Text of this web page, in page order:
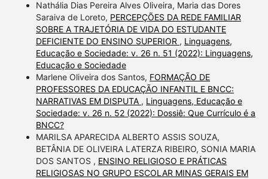
Nathália Dias Pereira Alves Oliveira, Maria das Dores
Saraiva de Loreto, PERCEPÇÕES DA REDE FAMILIAR
SOBRE A TRAJETÓRIA DE VIDA DO ESTUDANTE
DEFICIENTE DO ENSINO SUPERIOR , Linguagens,
Educação e Sociedade: v. 26 n. 51 (2022): Linguagens,
Educação e Sociedade
Marlene Oliveira dos Santos, FORMAÇÃO DE
PROFESSORES DA EDUCAÇÃO INFANTIL E BNCC:
NARRATIVAS EM DISPUTA , Linguagens, Educação e
Sociedade: v. 26 n. 52 (2022): Dossiê: Que Currículo é a
BNCC?
MARILSA APARECIDA ALBERTO ASSIS SOUZA,
BETÂNIA DE OLIVEIRA LATERZA RIBEIRO, SONIA MARIA
DOS SANTOS , ENSINO RELIGIOSO E PRÁTICAS
RELIGIOSAS NO GRUPO ESCOLAR MINAS GERAIS EM